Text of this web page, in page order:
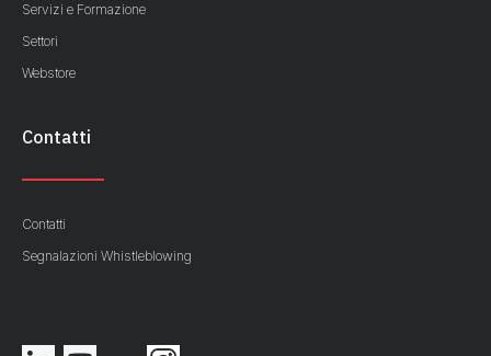
Servizi e Formazione
Settori
Webstore
Contatti
Contatti
Segnalazioni Whistleblowing